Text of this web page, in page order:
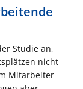
Studie an,
nicht
Mitarbeiter